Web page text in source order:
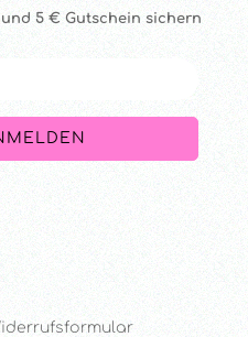
5 € Gutschein sichern